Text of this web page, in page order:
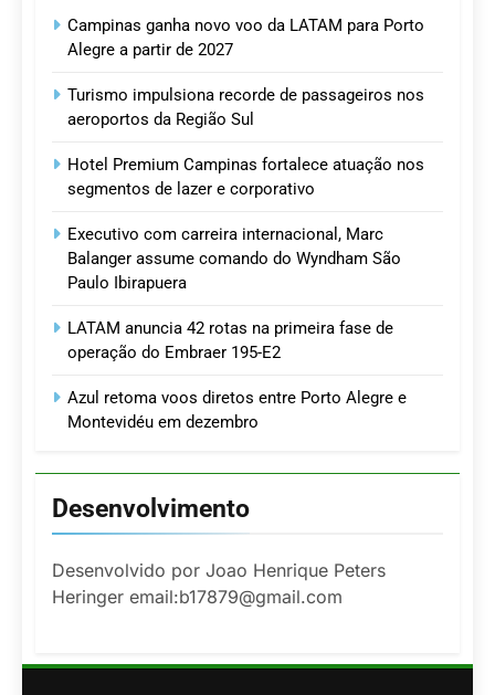
Campinas ganha novo voo da LATAM para Porto
Alegre a partir de 2027
Turismo impulsiona recorde de passageiros nos
aeroportos da Região Sul
Hotel Premium Campinas fortalece atuação nos
segmentos de lazer e corporativo
Executivo com carreira internacional, Marc
Balanger assume comando do Wyndham São
Paulo Ibirapuera
LATAM anuncia 42 rotas na primeira fase de
operação do Embraer 195-E2
Azul retoma voos diretos entre Porto Alegre e
Montevidéu em dezembro
Desenvolvimento
Desenvolvido por Joao Henrique Peters
Heringer email:b17879@gmail.com